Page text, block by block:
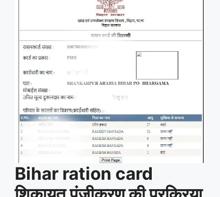
Bihar ration card